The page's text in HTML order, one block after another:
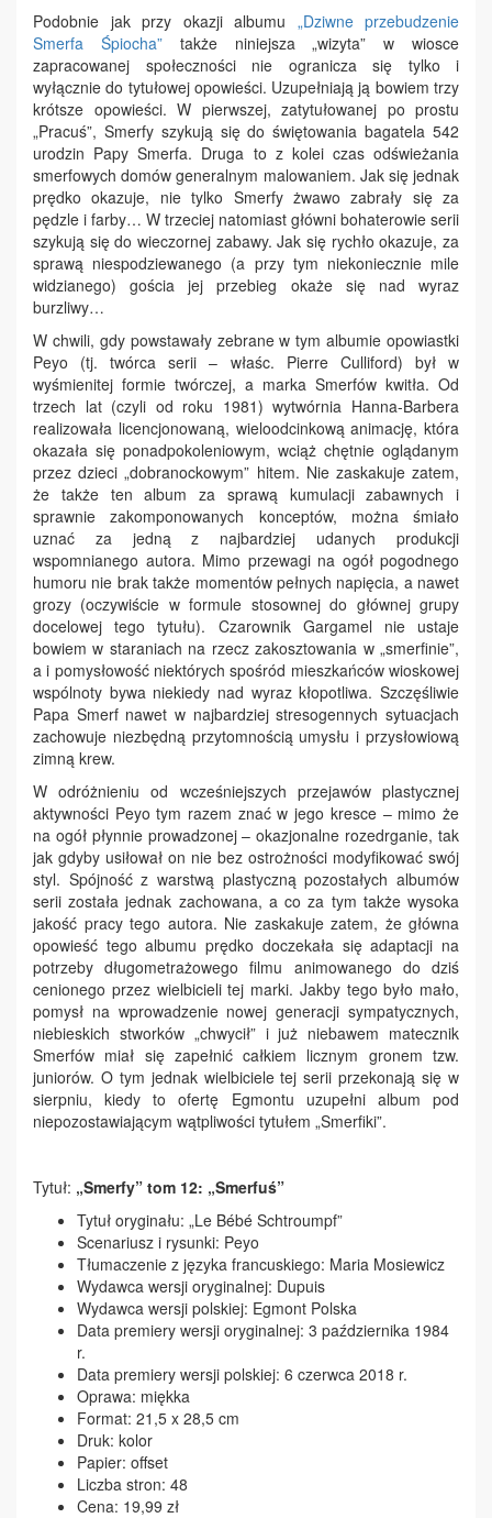
Podobnie jak przy okazji albumu „Dziwne przebudzenie
Smerfa Śpiocha”także niniejsza „wizyta” w wiosce
zapracowanej społeczności nie ogranicza się tylko i
wyłącznie do tytułowej opowieści. Uzupełniają ją bowiem trzy
krótsze opowieści. W pierwszej, zatytułowanej po prostu
„Pracuś”, Smerfy szykują się do świętowania bagatela 542
urodzin Papy Smerfa. Druga to z kolei czas odświeżania
smerfowych domów generalnym malowaniem. Jak się jednak
prędko okazuje, nie tylko Smerfy żwawo zabrały się za
pędzle i farby… W trzeciej natomiast główni bohaterowie serii
szykują się do wieczornej zabawy. Jak się rychło okazuje, za
sprawą niespodziewanego (a przy tym niekoniecznie mile
widzianego) gościa jej przebieg okaże się nad wyraz
burzliwy…
W chwili, gdy powstawały zebrane w tym albumie opowiastki
Peyo (tj. twórca serii – właśc. Pierre Culliford) był w
wyśmienitej formie twórczej, a marka Smerfów kwitła. Od
trzech lat (czyli od roku 1981) wytwórnia Hanna-Barbera
realizowała licencjonowaną, wieloodcinkową animację, która
okazała się ponadpokoleniowym, wciąż chętnie oglądanym
przez dzieci „dobranockowym” hitem. Nie zaskakuje zatem,
że także ten album za sprawą kumulacji zabawnych i
sprawnie zakomponowanych konceptów, można śmiało
uznać za jedną z najbardziej udanych produkcji
wspomnianego autora. Mimo przewagi na ogół pogodnego
humoru nie brak także momentów pełnych napięcia, a nawet
grozy (oczywiście w formule stosownej do głównej grupy
docelowej tego tytułu). Czarownik Gargamel nie ustaje
bowiem w staraniach na rzecz zakosztowania w „smerfinie”,
a i pomysłowość niektórych spośród mieszkańców wioskowej
wspólnoty bywa niekiedy nad wyraz kłopotliwa. Szczęśliwie
Papa Smerf nawet w najbardziej stresogennych sytuacjach
zachowuje niezbędną przytomnością umysłu i przysłowiową
zimną krew.
W odróżnieniu od wcześniejszych przejawów plastycznej
aktywności Peyo tym razem znać w jego kresce – mimo że
na ogół płynnie prowadzonej – okazjonalne rozedrganie, tak
jak gdyby usiłował on nie bez ostrożności modyfikować swój
styl. Spójność z warstwą plastyczną pozostałych albumów
serii została jednak zachowana, a co za tym także wysoka
jakość pracy tego autora. Nie zaskakuje zatem, że główna
opowieść tego albumu prędko doczekała się adaptacji na
potrzeby długometrażowego filmu animowanego do dziś
cenionego przez wielbicieli tej marki. Jakby tego było mało,
pomysł na wprowadzenie nowej generacji sympatycznych,
niebieskich stworków „chwycił” i już niebawem matecznik
Smerfów miał się zapełnić całkiem licznym gronem tzw.
juniorów. O tym jednak wielbiciele tej serii przekonają się w
sierpniu, kiedy to ofertę Egmontu uzupełni album pod
niepozostawiającym wątpliwości tytułem „Smerfiki”.
Tytuł: „Smerfy” tom 12: „Smerfuś”
Tytuł oryginału: „Le Bébé Schtroumpf”
Scenariusz i rysunki: Peyo
Tłumaczenie z języka francuskiego: Maria Mosiewicz
Wydawca wersji oryginalnej: Dupuis
Wydawca wersji polskiej: Egmont Polska
Data premiery wersji oryginalnej: 3 października 1984
r.
Data premiery wersji polskiej: 6 czerwca 2018 r.
Oprawa: miękka
Format: 21,5 x 28,5 cm
Druk: kolor
Papier: offset
Liczba stron: 48
Cena: 19,99 zł